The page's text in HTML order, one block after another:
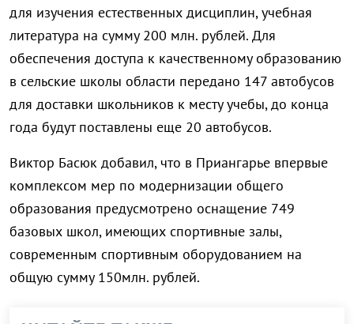
для изучения естественных дисциплин, учебная
литература на сумму 200 млн. рублей. Для
обеспечения доступа к качественному образованию
в сельские школы области передано 147 автобусов
для доставки школьников к месту учебы, до конца
года будут поставлены еще 20 автобусов.
Виктор Басюк добавил, что в Приангарье впервые
комплексом мер по модернизации общего
образования предусмотрено оснащение 749
базовых школ, имеющих спортивные залы,
современным спортивным оборудованием на
общую сумму 150млн. рублей.